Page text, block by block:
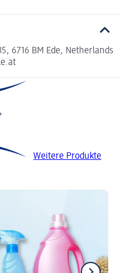
6716 BM Ede, Netherlands
Weitere Produkte